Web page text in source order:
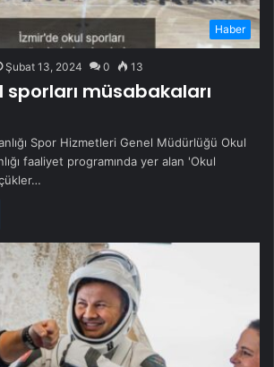
Haber
Şubat 13, 2024 0 13
sporları müsabakaları
Spor Hizmetleri Genel Müdürlüğü Okul
faaliyet programında yer alan 'Okul